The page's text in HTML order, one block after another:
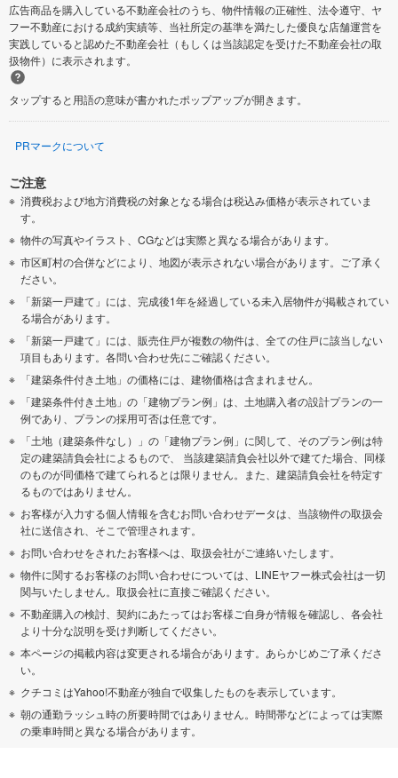
広告商品を購入している不動産会社のうち、物件情報の正確性、法令遵守、ヤ
フー不動産における成約実績等、当社所定の基準を満たした優良な店舗運営を
実践していると認めた不動産会社（もしくは当該認定を受けた不動産会社の取
扱物件）に表示されます。
タップすると用語の意味が書かれたポップアップが開きます。
PRマークについて
ご注意
消費税および地方消費税の対象となる場合は税込み価格が表示されていま
す。
物件の写真やイラスト、CGなどは実際と異なる場合があります。
市区町村の合併などにより、地図が表示されない場合があります。ご了承く
ださい。
「新築一戸建て」には、完成後1年を経過している未入居物件が掲載されてい
る場合があります。
「新築一戸建て」には、販売住戸が複数の物件は、全ての住戸に該当しない
項目もあります。各問い合わせ先にご確認ください。
「建築条件付き土地」の価格には、建物価格は含まれません。
「建築条件付き土地」の「建物プラン例」は、土地購入者の設計プランの一
例であり、プランの採用可否は任意です。
「土地（建築条件なし）」の「建物プラン例」に関して、そのプラン例は特
定の建築請負会社によるもので、 当該建築請負会社以外で建てた場合、同様
のものが同価格で建てられるとは限りません。また、建築請負会社を特定す
るものではありません。
お客様が入力する個人情報を含むお問い合わせデータは、当該物件の取扱会
社に送信され、そこで管理されます。
お問い合わせをされたお客様へは、取扱会社がご連絡いたします。
物件に関するお客様のお問い合わせについては、LINEヤフー株式会社は一切
関与いたしません。取扱会社に直接ご確認ください。
不動産購入の検討、契約にあたってはお客様ご自身が情報を確認し、各会社
より十分な説明を受け判断してください。
本ページの掲載内容は変更される場合があります。あらかじめご了承くださ
い。
クチコミはYahoo!不動産が独自で収集したものを表示しています。
朝の通勤ラッシュ時の所要時間ではありません。時間帯などによっては実際
の乗車時間と異なる場合があります。